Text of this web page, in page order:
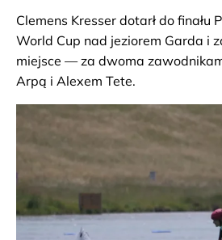
Clemens Kresser dotarł do finału
World Cup nad jeziorem Garda i
miejsce — za dwoma
Arpą i Alexem Tete.